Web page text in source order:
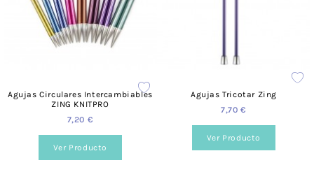
Agujas Circulares Intercambiables
ZING KNITPRO
7,20 €
Ver Producto
Agujas Tricotar Zing
7,70 €
Ver Producto